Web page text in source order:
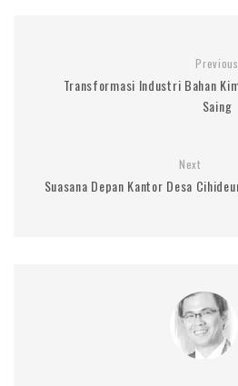
Previous
Transformasi Industri Bahan
Saing
Next
Suasana Depan Kantor Desa